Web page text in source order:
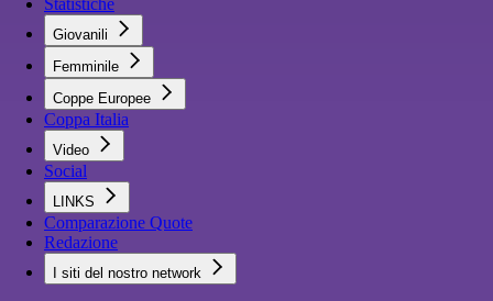
Statistiche
Giovanili
Femminile
Coppe Europee
Coppa Italia
Video
Social
LINKS
Comparazione Quote
Redazione
I siti del nostro network